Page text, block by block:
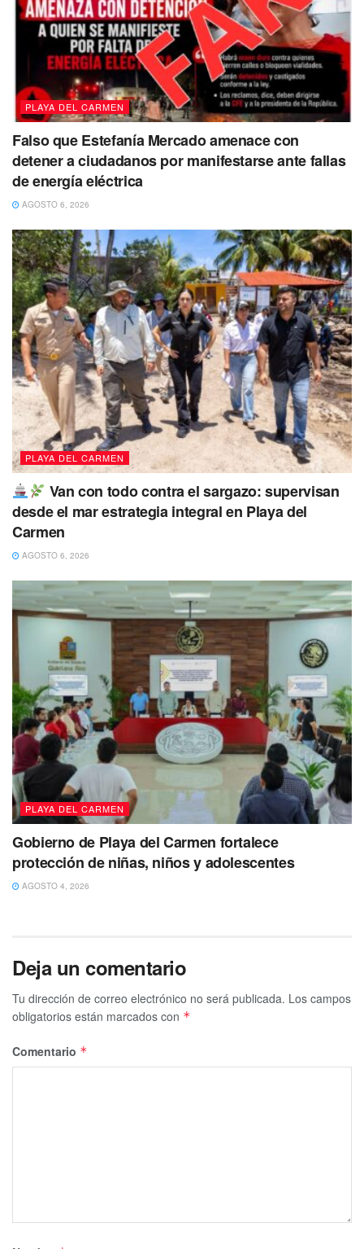
$542,881
Año 2020
$6,679,588.00
Año 2021
$ 14,232,873
Año 2022
$2,579,525.00
Tags: Laura Beristain parquímetros playaparq
PLAYA DEL CARMEN
Falso que Estefanía Mercado amenace con
detener a ciudadanos por manifestarse ante fallas
de energía eléctrica
AGOSTO 6, 2026
PLAYA DEL CARMEN
Van con todo contra el sargazo: supervisan
desde el mar estrategia integral en Playa del
Carmen
AGOSTO 6, 2026
PLAYA DEL CARMEN
Gobierno de Playa del Carmen fortalece
protección de niñas, niños y adolescentes
AGOSTO 4, 2026
Deja un comentario
Tu dirección de correo electrónico no será publicada. Los campos
obligatorios están marcados con *
Comentario *